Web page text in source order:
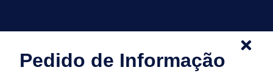
Pedido de Informação